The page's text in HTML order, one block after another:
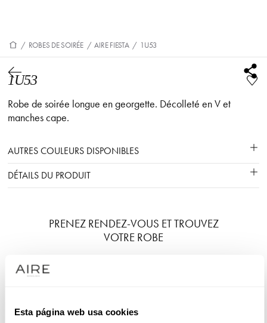
Esta página web usa cookies
/ ROBES DE SOIRÉE / AIRE FIESTA / 1U53
1U53
Robe de soirée longue en georgette. Décolleté en V et
manches cape.
AUTRES COULEURS DISPONIBLES
DÉTAILS DU PRODUIT
PRENEZ RENDEZ-VOUS ET TROUVEZ
VOTRE ROBE